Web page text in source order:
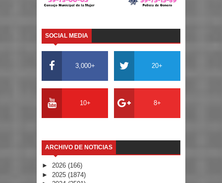
SOCIAL MEDIA
3,000+ 20+
10+ 8+
ARCHIVO DE NOTICIAS
► 2026 (166)
► 2025 (1874)